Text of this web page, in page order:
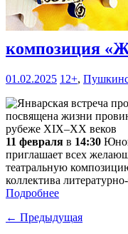
композиция
01.02.2025 12+,
11 февраля в 14:30
приглашает всех
театральную
коллектива
Подробнее
← Предыдущая